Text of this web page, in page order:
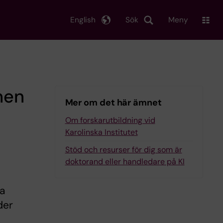
Sök
English Meny
Mer om det här ämnet
Om forskarutbildning vid
Karolinska Institutet
Stöd och resurser för dig som är
doktorand eller handledare på KI